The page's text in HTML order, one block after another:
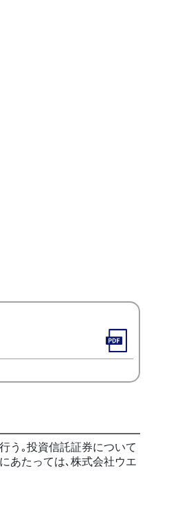
う｡投資信託証券について
あたっては､株式会社ウエ